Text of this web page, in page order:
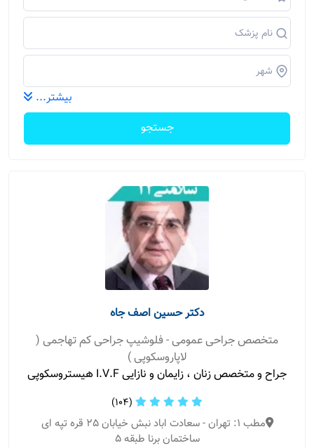
بیشتر...
جستجو
دکتر حسین اصف جاه
متخصص جراحی عمومی - فلوشیپ جراحی کم تهاجمی (
لاپاروسکوپی )
جراح و متخصص زنان ، زایمان و نازایی I.V.F هیستروسکوپی
(104)
مطب 1: تهران - سعادت اباد نبش خیابان 25 قره تپه ای
ساختمان برنا طبقه 5